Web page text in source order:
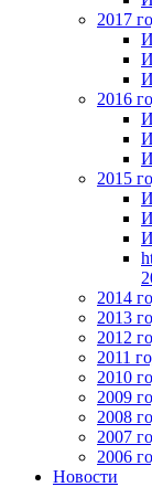
2017
2016
2015
2014
2013
2012
2011
2010
2009
2008
2007
2006
Новости